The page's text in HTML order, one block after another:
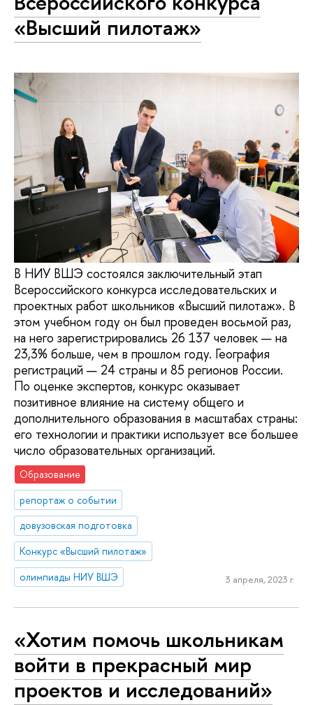
«Высший пилотаж»
В НИУ ВШЭ состоялся заключительный этап
Всероссийского конкурса исследовательских и
проектных работ школьников «Высший пилотаж». В
этом учебном году он был проведен восьмой раз,
на него зарегистрировались 26 137 человек — на
23,3% больше, чем в прошлом году. География
регистраций — 24 страны и 85 регионов России.
По оценке экспертов, конкурс оказывает
позитивное влияние на систему общего и
дополнительного образования в масштабах страны:
его технологии и практики использует все большее
число образовательных организаций.
Образование
репортаж о событии
довузовская подготовка
Конкурс «Высший пилотаж»
олимпиады НИУ ВШЭ
3 апреля, 2023 г.
«Хотим помочь школьникам
войти в прекрасный мир
проектов и исследований»